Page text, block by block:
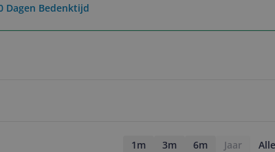
Dagen Bedenktijd
1m 3m 6m Jaar